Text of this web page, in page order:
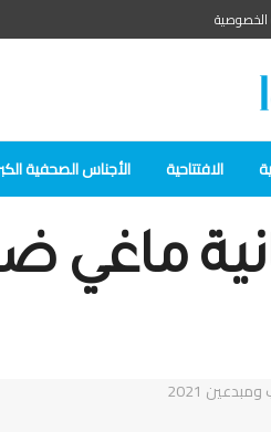
الافتتاحية الأجناس الصحفية
ماغي